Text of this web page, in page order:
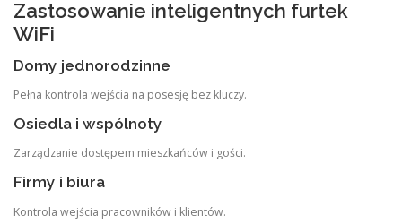
Zastosowanie inteligentnych furtek
WiFi
Domy jednorodzinne
Pełna kontrola wejścia na posesję bez kluczy.
Osiedla i wspólnoty
Zarządzanie dostępem mieszkańców i gości.
Firmy i biura
Kontrola wejścia pracowników i klientów.